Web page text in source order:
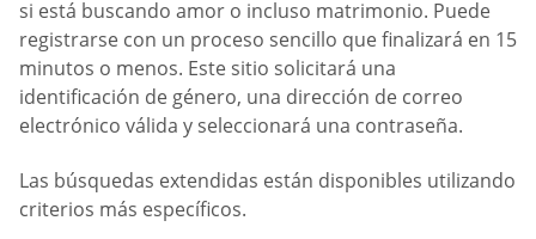
si está buscando amor o incluso matrimonio. Puede
registrarse con un proceso sencillo que finalizará en 15
minutos o menos. Este sitio solicitará una
identificación de género, una dirección de correo
electrónico válida y seleccionará una contraseña.
Las búsquedas extendidas están disponibles utilizando
criterios más específicos.